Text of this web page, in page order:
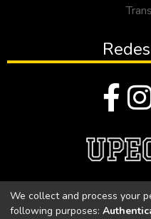
Universidad
We collect and process your
following purposes: